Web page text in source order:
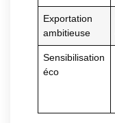
Exportation
ambitieuse
Sensibilisation
éco